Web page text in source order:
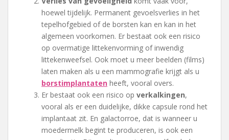
hoewel tijdelijk. Permanent gevoelsverlies in het
tepelhofgebied of de borsten kan en kan in het
algemeen voorkomen. Er bestaat ook een risico
op overmatige littekenvorming of inwendig
littekenweefsel. Ook moet u meer beelden (films)
laten maken als u een mammografie krijgt als u
borstimplantaten heeft, vooral overs.
Er bestaat ook een risico op verkalkingen,
vooral als er een duidelijke, dikke capsule rond het
implantaat zit. En galactorroe, dat is wanneer u
moedermelk begint te produceren, is ook een